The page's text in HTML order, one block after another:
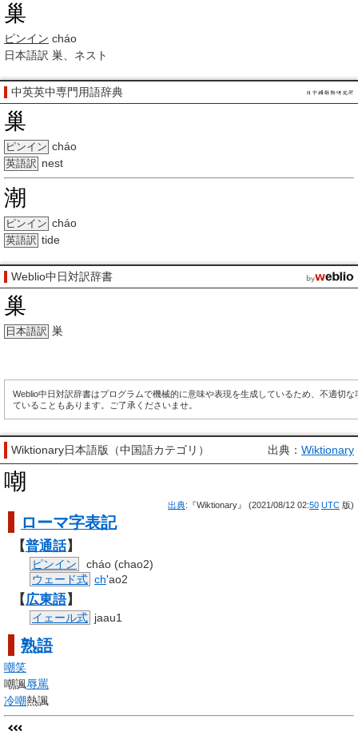
巢
ピンイン cháo
日本語訳 巣、ネスト
中英英中専門用語辞典
巢
ピンイン cháo
英語訳 nest
潮
ピンイン cháo
英語訳 tide
Weblio中日対訳辞書
巢
日本語訳 巣
Weblio中日対訳辞書はプログラムで機械的に意味や表現を生成しているため、不適切な
ていることもあります。ご了承くださいませ。
Wiktionary日本語版（中国語カテゴリ） 出典： Wiktionary
嘲
出典:『Wiktionary』 (2021/08/12 02:50 UTC 版)
ローマ字表記
【普通話】
ピンイン
cháo (chao2)
ウェード式 ch'ao2
【広東語】
イェール式 jaau1
熟語
嘲笑
嘲諷辱罵
冷嘲熱諷